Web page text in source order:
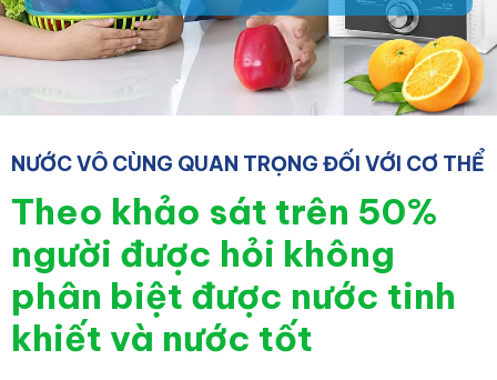
NƯỚC VÔ CÙNG QUAN TRỌNG ĐỐI VỚI CƠ THỂ
Theo khảo sát trên 50%
người được hỏi không
phân biệt được nước tinh
khiết và nước tốt